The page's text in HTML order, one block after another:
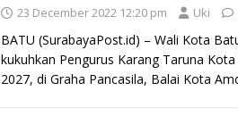
23 December 2022 12:20 pm Uki
BATU (SurabayaPost.id) – Wali Kota
kukuhkan Pengurus Karang Taruna
2027, di Graha Pancasila, Balai Kota